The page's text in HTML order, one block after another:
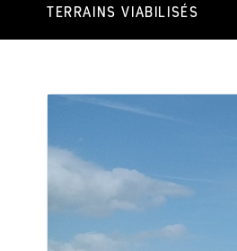
TERRAINS VIABILISÉS